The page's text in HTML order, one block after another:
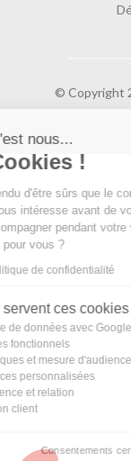
© Copyright
Salut c'est nous...
les
On a attendu d'être
ce site vous
vous accompagner
C'est OK pour vous ?
Lire la politique de
À quoi servent
Partage de données
Cookies fonctionnels
Statistiques et
Annonces
Expérience et
Relation client